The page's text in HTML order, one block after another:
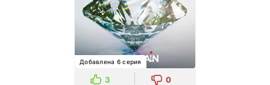
Добавлена 6 серия
3 0